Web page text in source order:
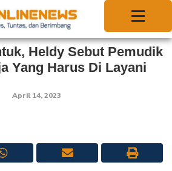
Heldy Sebut Pemudik
Yang Harus Di Layani
April 14, 2023